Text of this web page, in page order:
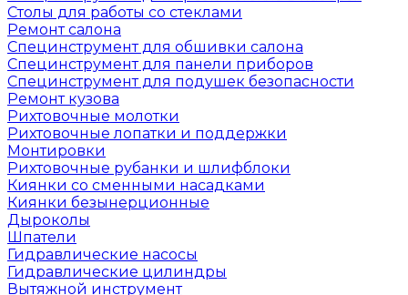
Столы для работы со стеклами
Ремонт салона
Специнструмент для обшивки салона
Специнструмент для панели приборов
Специнструмент для подушек безопасности
Ремонт кузова
Рихтовочные молотки
Рихтовочные лопатки и поддержки
Монтировки
Рихтовочные рубанки и шлифблоки
Киянки со сменными насадками
Киянки безынерционные
Дыроколы
Шпатели
Гидравлические насосы
Гидравлические цилиндры
Вытяжной инструмент